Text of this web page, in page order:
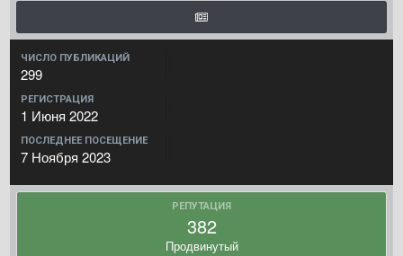
ЧИСЛО ПУБЛИКАЦИЙ
299
РЕГИСТРАЦИЯ
1 Июня 2022
ПОСЛЕДНЕЕ ПОСЕЩЕНИЕ
7 Ноября 2023
РЕПУТАЦИЯ
382
Продвинутый